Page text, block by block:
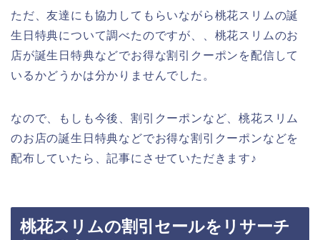
ただ、友達にも協力してもらいながら桃花スリムの誕
生日特典について調べたのですが、、桃花スリムのお
店が誕生日特典などでお得な割引クーポンを配信して
いるかどうかは分かりませんでした。
なので、もしも今後、割引クーポンなど、桃花スリム
のお店の誕生日特典などでお得な割引クーポンなどを
配布していたら、記事にさせていただきます♪
桃花スリムの割引セールをリサーチ